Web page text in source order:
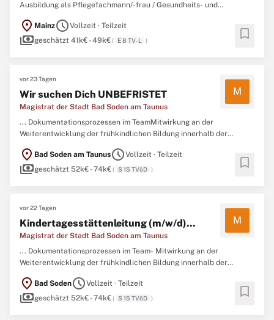
Ausbildung als Pflegefachmann/-frau / Gesundheits- und
...
location_on MainzscheduleVollzeit · Teilzeit
paymentsgeschätzt 41k€ - 49k€( E 8 TV-L ) bookmark
vor 23 Tagen
Wir suchen Dich UNBEFRISTET
Magistrat der Stadt Bad Soden am Taunus
M
... Dokumentationsprozessen im TeamMitwirkung an der
Weiterentwicklung der frühkindlichen Bildung innerhalb der
Bereich Sozialpädagogik, Erziehungswissenschaften oder eine
vergleichbare Qualifikation gemäß § 25b HKJGBAlternativ
location_on Bad Soden am TaunusscheduleVollzeit · Teilzeit
paymentsgeschätzt 52k€ - 74k€( S 15 TVöD ) bookmark
vor 22 Tagen
Kindertagesstättenleitung (m/w/d)...
Magistrat der Stadt Bad Soden am Taunus
M
... Dokumentationsprozessen im Team- Mitwirkung an der
Weiterentwicklung der frühkindlichen Bildung innerhalb der
Bereich Sozialpädagogik, Erziehungswissenschaften oder eine
vergleichbare Qualifikation gemäß § 25b HKJGB- Alternativ
location_on Bad SodenscheduleVollzeit · Teilzeit
paymentsgeschätzt 52k€ - 74k€( S 15 TVöD ) bookmark